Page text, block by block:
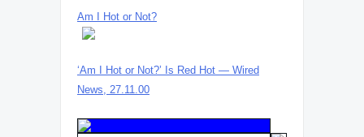
Am I Hot or Not?
‘Am I Hot or Not?’ Is Red Hot — Wired
News, 27.11.00